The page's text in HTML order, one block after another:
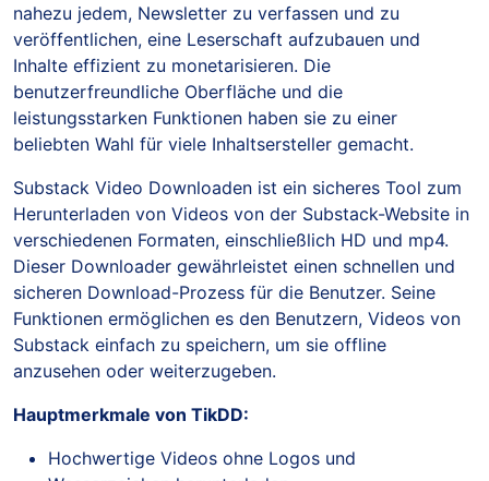
nahezu jedem, Newsletter zu verfassen und zu
veröffentlichen, eine Leserschaft aufzubauen und
Inhalte effizient zu monetarisieren. Die
benutzerfreundliche Oberfläche und die
leistungsstarken Funktionen haben sie zu einer
beliebten Wahl für viele Inhaltsersteller gemacht.
Substack Video Downloaden ist ein sicheres Tool zum
Herunterladen von Videos von der Substack-Website in
verschiedenen Formaten, einschließlich HD und mp4.
Dieser Downloader gewährleistet einen schnellen und
sicheren Download-Prozess für die Benutzer. Seine
Funktionen ermöglichen es den Benutzern, Videos von
Substack einfach zu speichern, um sie offline
anzusehen oder weiterzugeben.
Hauptmerkmale von TikDD:
Hochwertige Videos ohne Logos und